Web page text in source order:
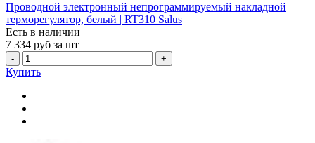
Проводной электронный непрограммируемый накладной
терморегулятор, белый | RT310 Salus
Есть в наличии
7 334 руб за шт
- +
Купить